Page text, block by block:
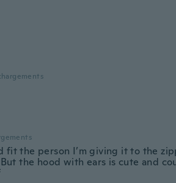
fit the person I’m giving it to the
the hood with ears is cute and